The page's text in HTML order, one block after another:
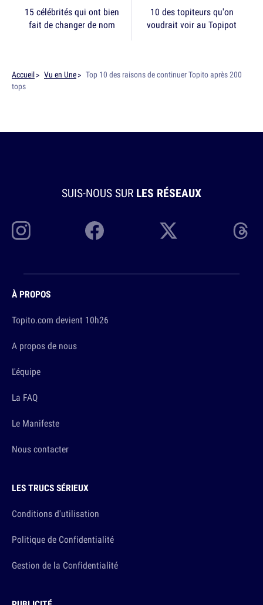
15 célébrités qui ont bien
fait de changer de nom
10 des topiteurs qu'on
voudrait voir au Topipot
Accueil Vu en Une
Top 10 des raisons de continuer Topito après 200
tops
SUIS-NOUS SUR LES RÉSEAUX
À PROPOS
Topito.com devient 10h26
A propos de nous
L'équipe
La FAQ
Le Manifeste
Nous contacter
LES TRUCS SÉRIEUX
Conditions d'utilisation
Politique de Confidentialité
Gestion de la Confidentialité